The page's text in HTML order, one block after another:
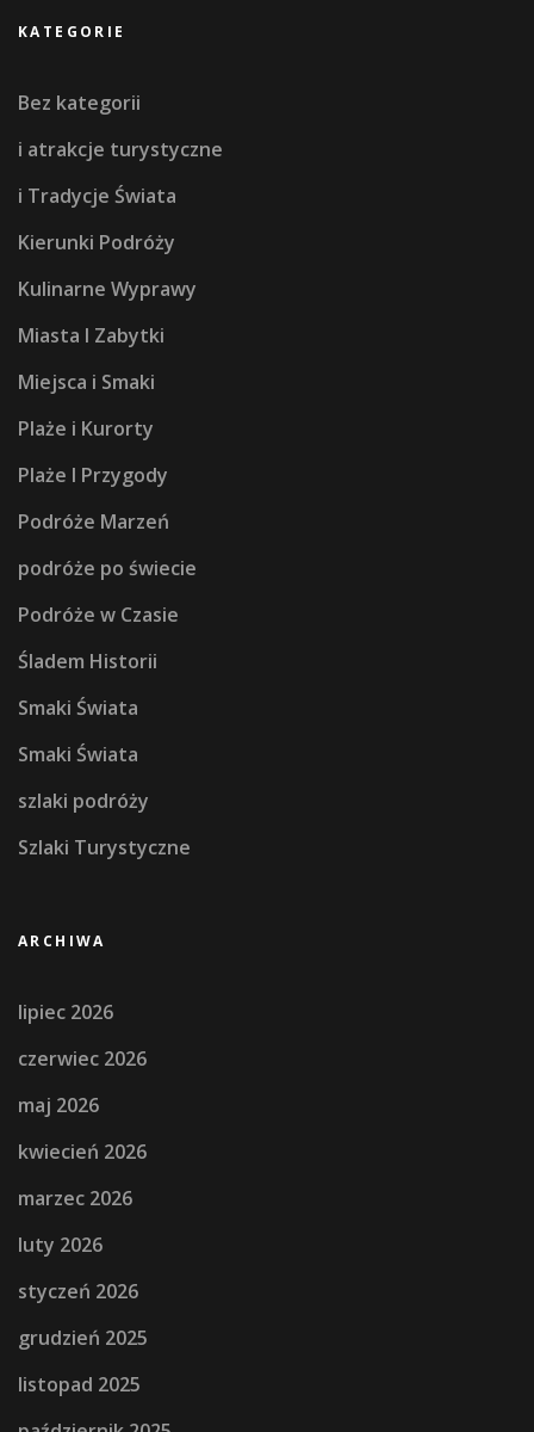
KATEGORIE
Bez kategorii
i atrakcje turystyczne
i Tradycje Świata
Kierunki Podróży
Kulinarne Wyprawy
Miasta I Zabytki
Miejsca i Smaki
Plaże i Kurorty
Plaże I Przygody
Podróże Marzeń
podróże po świecie
Podróże w Czasie
Śladem Historii
Smaki Świata
Smaki Świata
szlaki podróży
Szlaki Turystyczne
ARCHIWA
lipiec 2026
czerwiec 2026
maj 2026
kwiecień 2026
marzec 2026
luty 2026
styczeń 2026
grudzień 2025
listopad 2025